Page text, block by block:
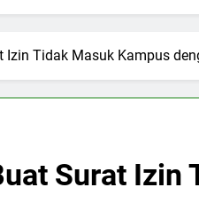
Tidak Masuk Kampus
Surat Izin